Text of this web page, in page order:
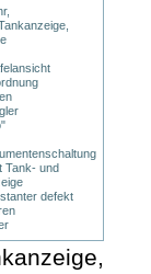
Tank- und
defekt